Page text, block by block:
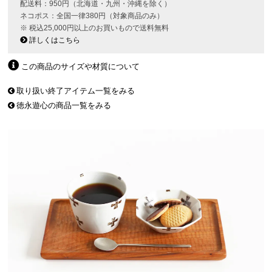
配送料：950円（北海道・九州・沖縄を除く）
ネコポス：全国一律380円（対象商品のみ）
※ 税込25,000円以上のお買いもので送料無料
詳しくはこちら
この商品のサイズや材質について
取り扱い終了アイテム一覧をみる
徳永遊心の商品一覧をみる